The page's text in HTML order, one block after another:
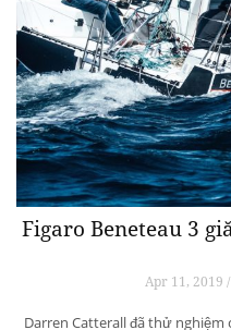
Tuyệt phẩm cơ khí
đường
Apr 13,
hồ lâu đời nhất của thương
trưng ôm